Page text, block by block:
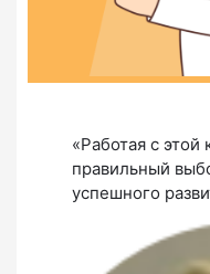
«Работая с
правильный
успешного